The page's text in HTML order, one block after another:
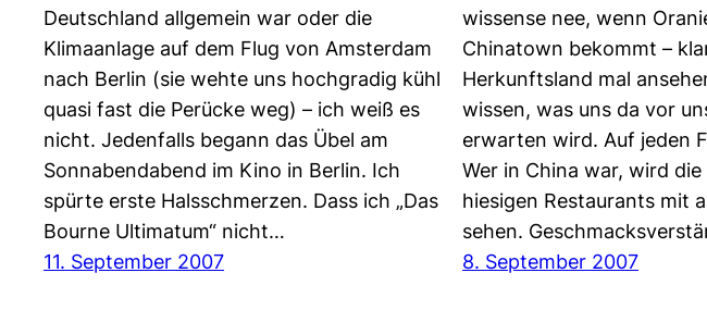
Deutschland allgemein war oder die
Klimaanlage auf dem Flug von Amsterdam
nach Berlin (sie wehte uns hochgradig kühl
quasi fast die Perücke weg) – ich weiß es
nicht. Jedenfalls begann das Übel am
Sonnabendabend im Kino in Berlin. Ich
spürte erste Halsschmerzen. Dass ich „Das
Bourne Ultimatum“ nicht…
11. September 2007
wissense nee, wenn
Chinatown bekommt –
Herkunftsland mal
wissen, was uns da vor
erwarten wird. Auf jeden
Wer in China war, wird
hiesigen Restaurants mit
sehen.
8. September 2007